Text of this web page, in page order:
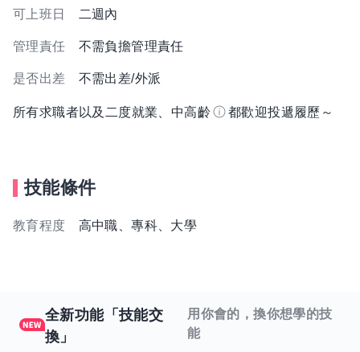
可上班日 二週內
管理責任 不需負擔管理責任
是否出差 不需出差/外派
所有求職者以及二度就業、中高齡 都歡迎投遞履歷～
技能條件
教育程度 高中職、專科、大學
全新功能「技能交
換」
用你會的，換你想學的技
能